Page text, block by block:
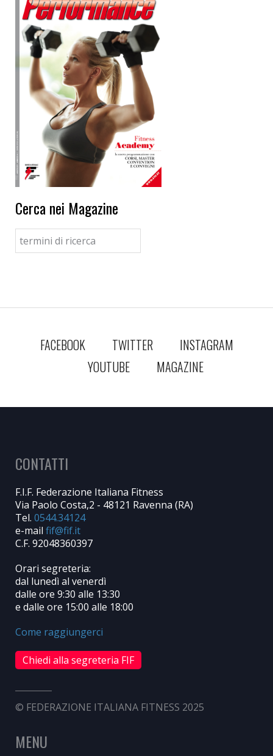
Cerca nei Magazine
FACEBOOK TWITTER
INSTAGRAM
YOUTUBE
MAGAZINE
CONTATTI
F.I.F. Federazione Italiana Fitness
Via Paolo Costa,2 - 48121 Ravenna (RA)
Tel. 0544.34124
e-mail
C.F. 92048360397
Orari segreteria:
dal lunedì al venerdì
dalle ore 9:30 alle 13:30
e dalle ore 15:00 alle 18:00
Come raggiungerci
Chiedi alla segreteria FIF
© FEDERAZIONE ITALIANA FITNESS 2025
MENU